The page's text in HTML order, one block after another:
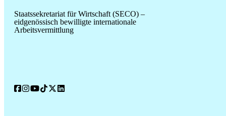
Staatssekretariat für Wirtschaft (SECO) –
eidgenössisch bewilligte internationale
Arbeitsvermittlung